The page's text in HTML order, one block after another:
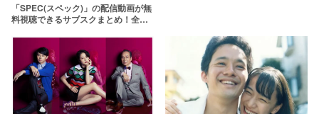
「SPEC(スペック)」の配信動画が無
料視聴できるサブスクまとめ！全作